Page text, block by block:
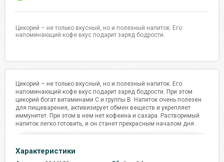
Цикорий – не только вкусный, но и полезный напиток. Его
напоминающий кофе вкус подарит заряд бодрости.
Цикорий – не только вкусный, но и полезный напиток. Его
напоминающий кофе вкус подарит заряд бодрости. При этом
цикорий богат витаминами С и группы В. Напиток очень полезен
для пищеварения, активизирует обмен веществ и укрепляет
иммунитет. При этом в нем нет кофеина и сахара. Растворимый
напиток легко готовить, и он станет прекрасным началом дня.
Характеристики